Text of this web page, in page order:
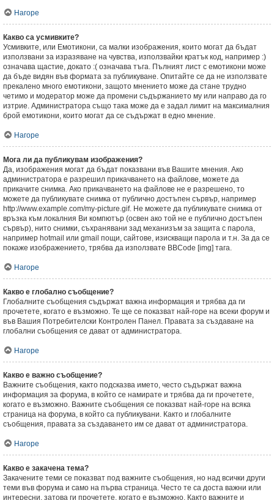
Нагоре
Какво са усмивките?
Усмивките, или Емотикони, са малки изображения, които могат да бъдат
използвани за изразяване на чувства, използвайки кратък код, например :)
означава щастие, докато :( означава тъга. Пълният лист с емотикони може
да бъде видян във формата за публикуване. Опитайте се да не използвате
прекалено много емотикони, защото мнението може да стане трудно
четимо и модератор може да промени съдържанието му или направо да го
изтрие. Администратора също така може да е задал лимит на максималния
брой емотикони, които могат да се съдържат в едно мнение.
Нагоре
Мога ли да публикувам изображения?
Да, изображения могат да бъдат показвани във Вашите мнения. Ако
администратора е разрешил прикачването на файлове, можете да
прикачите снимка. Ако прикачването на файлове не е разрешено, то
можете да публикувате снимка от публично достъпен сървър, например
http://www.example.com/my-picture.gif. Не можете да публикувате снимка от
връзка към локалния Ви компютър (освен ако той не е публично достъпен
сървър), нито снимки, съхранявани зад механизъм за защита с парола,
например hotmail или gmail пощи, сайтове, изискващи парола и т.н. За да се
покаже изображението, трябва да използвате BBCode [img] тага.
Нагоре
Какво е глобално съобщение?
Глобалните съобщения съдържат важна информация и трябва да ги
прочетете, когато е възможно. Те ще се показват най-горе на всеки форум и
във Вашия Потребителски Контролен Панел. Правата за създаване на
глобални съобщения се дават от администратора.
Нагоре
Какво е важно съобщение?
Важните съобщения, както подсказва името, често съдържат важна
информация за форума, в който се намирате и трябва да ги прочетете,
когато е възможно. Важните съобщения се показват най-горе на всяка
страница на форума, в който са публикувани. Както и глобалните
съобщения, правата за създаването им се дават от администратора.
Нагоре
Какво е закачена тема?
Закачените теми се показват под важните съобщения, но над всички други
теми във форума и само на първа страница. Често те са доста важни или
интересни, затова ги прочетете, когато е възможно. Както важните и